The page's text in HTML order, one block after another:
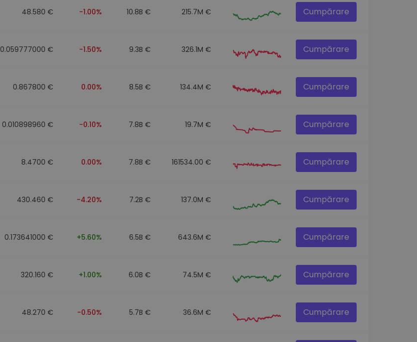
48.580 € -1.00% 10.8B € 215.7M € Cumpărare
0.059777000 € -1.50% 9.3B € 326.1M € Cumpărare
0.867800 € 0.00% 8.5B € 134.4M € Cumpărare
0.010898960 € -0.10% 7.8B € 19.7M € Cumpărare
8.4700 € 0.00% 7.8B € 161534.00 € Cumpărare
430.460 € -4.20% 7.2B € 137.0M € Cumpărare
0.173641000 € +5.60% 6.5B € 643.6M € Cumpărare
320.160 € +1.00% 6.0B € 74.5M € Cumpărare
48.270 € -0.50% 5.7B € 36.6M € Cumpărare